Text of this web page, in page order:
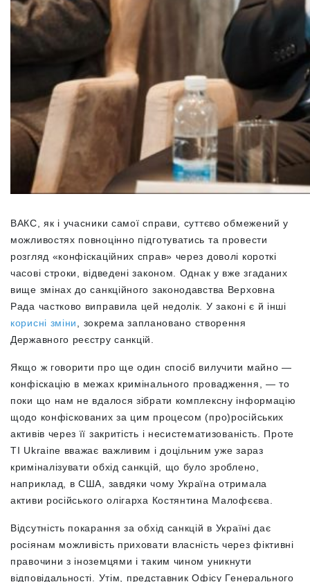
ВАКС, як і учасники самої справи, суттєво обмежений у
можливостях повноцінно підготуватись та провести
розгляд «конфіскаційних справ» через доволі короткі
часові строки, відведені законом. Однак у вже згаданих
вище змінах до санкційного законодавства Верховна
Рада частково виправила цей недолік. У законі є й інші
корисні зміни
, зокрема заплановано створення
Державного реєстру санкцій.
Якщо ж говорити про ще один спосіб вилучити майно —
конфіскацію в межах кримінального провадження, — то
поки що нам не вдалося зібрати комплексну інформацію
щодо конфіскованих за цим процесом (про)російських
активів через її закритість і несистематизованість. Проте
TI Ukraine вважає важливим і доцільним уже зараз
криміналізувати обхід санкцій, що було зроблено,
наприклад, в США, завдяки чому Україна отримала
активи російського олігарха Костянтина Малофєєва.
Відсутність покарання за обхід санкцій в Україні дає
росіянам можливість приховати власність через фіктивні
правочини з іноземцями і таким чином уникнути
відповідальності. Утім,
представник Офісу Генерального